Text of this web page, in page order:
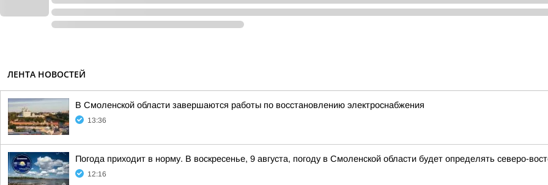
ЛЕНТА НОВОСТЕЙ
В Смоленской области завершаются работы по восстановлению электроснабжения
13:36
Погода приходит в норму. В воскресенье, 9 августа, погоду в Смоленской области будет определять северо-
12:16